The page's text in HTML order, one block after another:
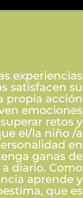
experiencias
satisfacen su
propia acción
emociones
retos y
el/la niño /a
en
ganas de
diario. Como
aprende y
que es